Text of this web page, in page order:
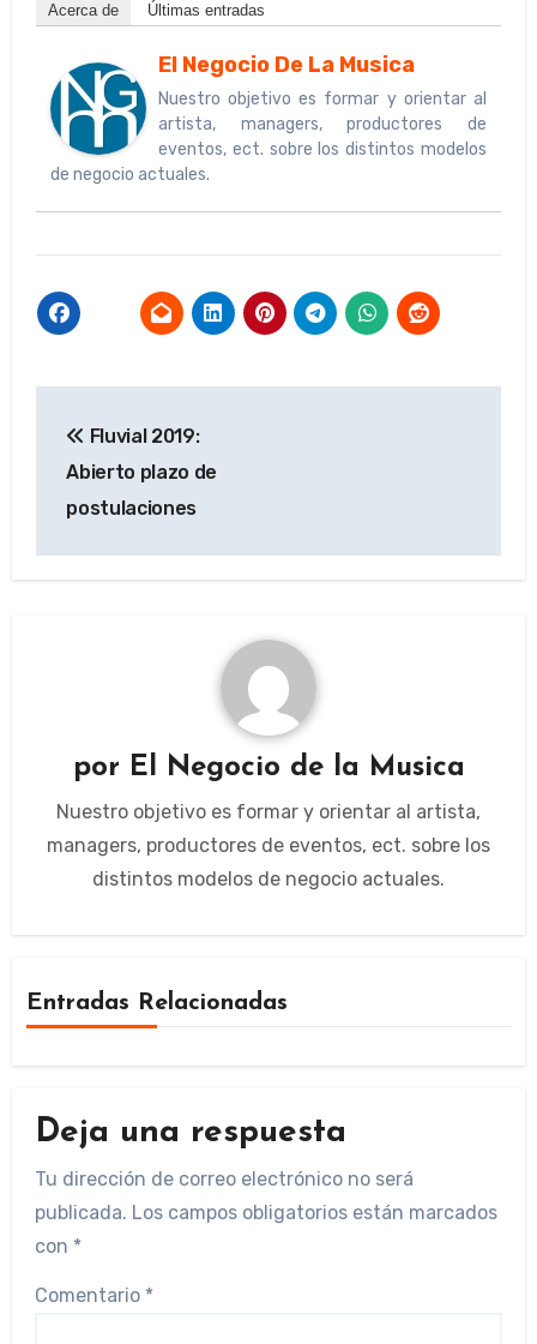
Acerca de Últimas entradas
El Negocio De La Musica
Nuestro objetivo es formar y orientar al
artista, managers, productores de
eventos, ect. sobre los distintos modelos
de negocio actuales.
de
entradas
Fluvial 2019:
Abierto plazo de
postulaciones
por El Negocio de la Musica
Nuestro objetivo es formar y orientar al artista,
managers, productores de eventos, ect. sobre los
distintos modelos de negocio actuales.
Entradas Relacionadas
Deja una respuesta
Tu dirección de correo electrónico no será
publicada. Los campos obligatorios están marcados
con *
Comentario *